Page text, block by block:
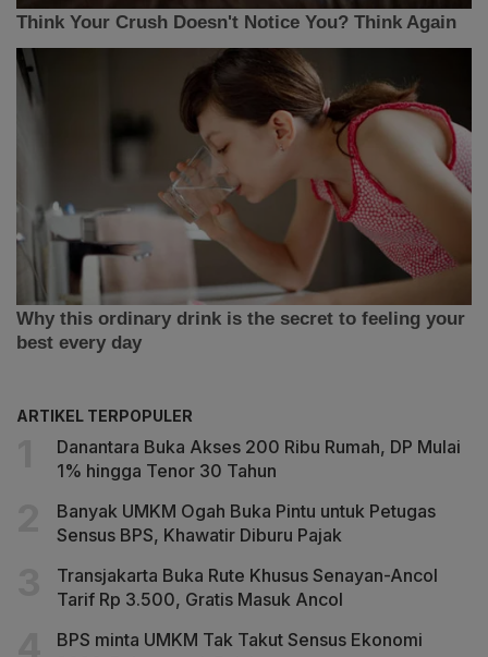
ARTIKEL TERPOPULER
Danantara Buka Akses 200 Ribu Rumah, DP Mulai
1% hingga Tenor 30 Tahun
Banyak UMKM Ogah Buka Pintu untuk Petugas
Sensus BPS, Khawatir Diburu Pajak
Transjakarta Buka Rute Khusus Senayan-Ancol
Tarif Rp 3.500, Gratis Masuk Ancol
BPS minta UMKM Tak Takut Sensus Ekonomi